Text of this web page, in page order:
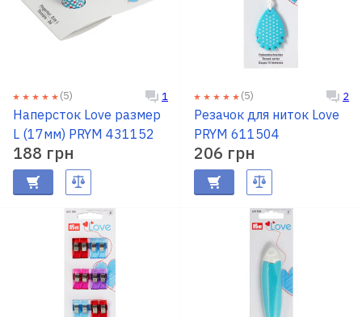
(5) 1
Наперсток Love размер
L (17мм) PRYM 431152
188 грн
(5) 2
Резачок для ниток Love
PRYM 611504
206 грн